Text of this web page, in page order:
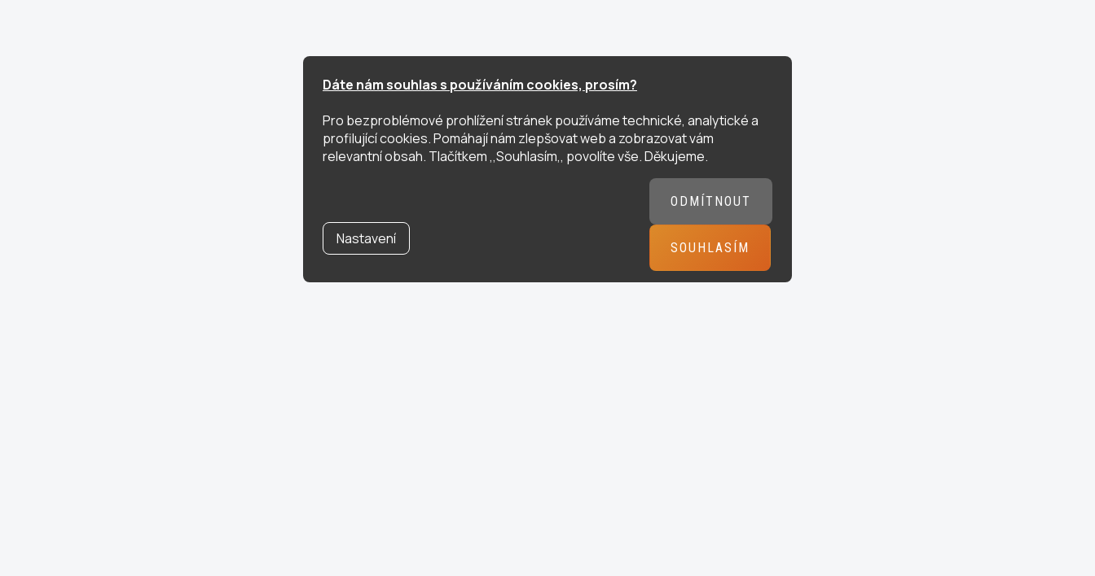
Dáte nám souhlas s používáním cookies, prosím?
Pro bezproblémové prohlížení stránek používáme technické, analytické a
profilující cookies. Pomáhají nám zlepšovat web a zobrazovat vám
relevantní obsah. Tlačítkem ,,Souhlasím,, povolíte vše. Děkujeme.
Nastavení
ODMÍTNOUT
SOUHLASÍM